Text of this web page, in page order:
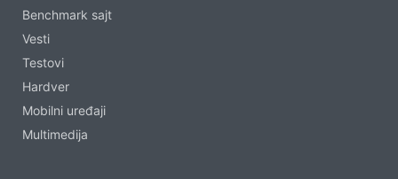
Benchmark sajt
Vesti
Testovi
Hardver
Mobilni uređaji
Multimedija